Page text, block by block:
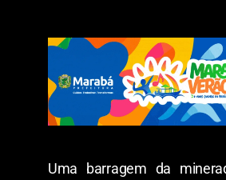
Uma barragem da